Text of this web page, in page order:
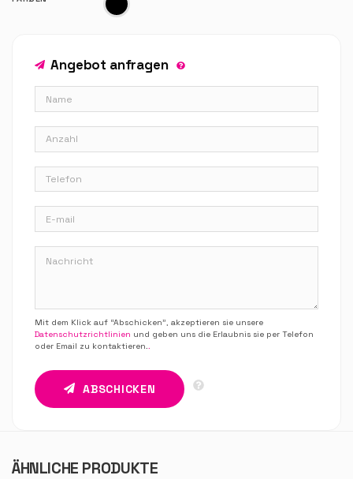
Angebot anfragen
Mit dem Klick auf “Abschicken”, akzeptieren sie unsere
Datenschutzrichtlinien und geben uns die Erlaubnis sie per Telefon
oder Email zu kontaktieren..
ABSCHICKEN
ÄHNLICHE PRODUKTE